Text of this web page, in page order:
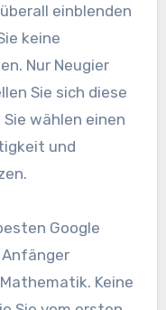
einblenden
keine
Nur Neugier
Sie sich diese
wählen einen
und
Google
Keine